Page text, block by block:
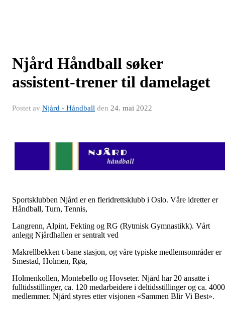
Njård Håndball søker
assistent-trener til damelaget
Postet av Njård - Håndball den 24. mai 2022
Sportsklubben Njård er en fleridrettsklubb i Oslo. Våre idretter er
Håndball, Turn, Tennis,
Langrenn, Alpint, Fekting og RG (Rytmisk Gymnastikk). Vårt
anlegg Njårdhallen er sentralt ved
Makrellbekken t-bane stasjon, og våre typiske medlemsområder er
Smestad, Holmen, Røa,
Holmenkollen, Montebello og Hovseter. Njård har 20 ansatte i
fulltidsstillinger, ca. 120 medarbeidere i deltidsstillinger og ca. 4000
medlemmer. Njård styres etter visjonen «Sammen Blir Vi Best».